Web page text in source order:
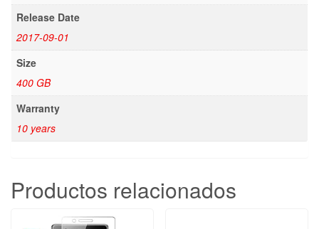
Release Date
2017-09-01
Size
400 GB
Warranty
10 years
Productos relacionados